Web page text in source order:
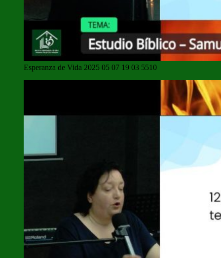
Esperanza de Vida 2025 05 07 19 03 5510